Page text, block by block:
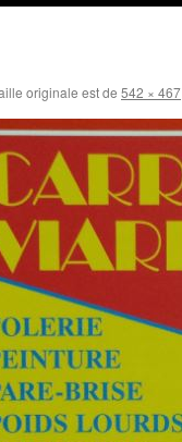
originale est de 542 × 467